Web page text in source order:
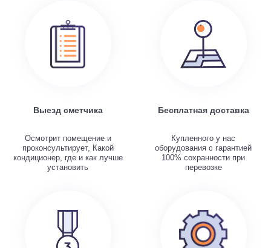
Выезд сметчика
Осмотрит помещение и
проконсультирует, Какой
кондиционер, где и как лучше
установить
Бесплатная доставка
Купленного у нас
оборудования с гарантией
100% сохранности при
перевозке